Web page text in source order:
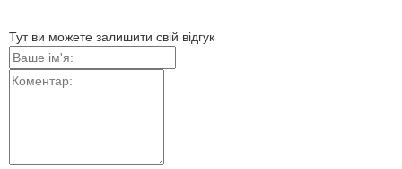
Тут ви можете залишити свій відгук